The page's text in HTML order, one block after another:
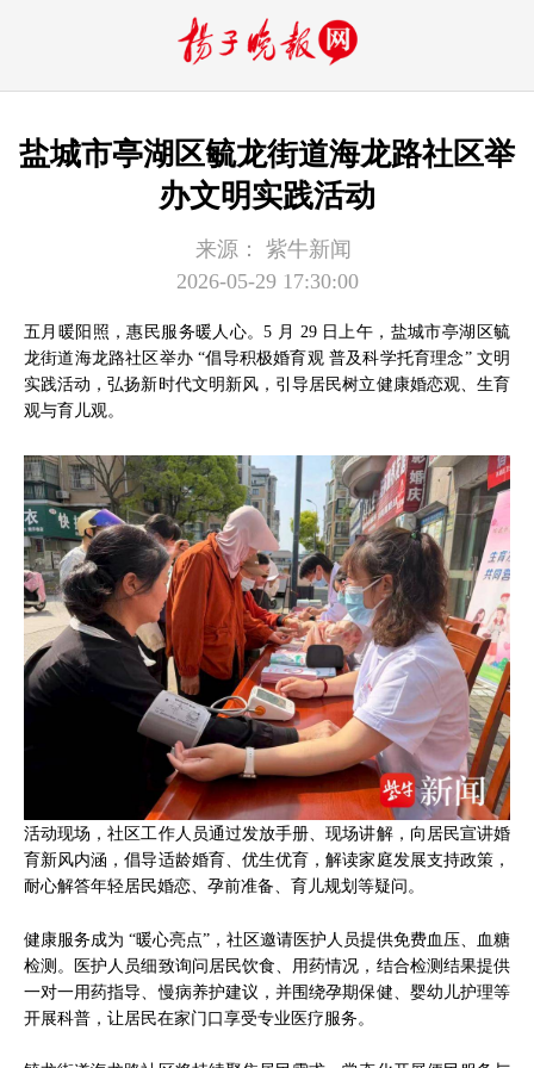
盐城市亭湖区毓龙街道海龙路社区举
办文明实践活动
来源：
紫牛新闻
2026-05-29 17:30:00
五月暖阳照，惠民服务暖人心。5 月 29 日上午，盐城市亭湖区毓
龙街道海龙路社区举办 “倡导积极婚育观 普及科学托育理念” 文明
实践活动，弘扬新时代文明新风，引导居民树立健康婚恋观、生育
观与育儿观。
活动现场，社区工作人员通过发放手册、现场讲解，向居民宣讲婚
育新风内涵，倡导适龄婚育、优生优育，解读家庭发展支持政策，
耐心解答年轻居民婚恋、孕前准备、育儿规划等疑问。
健康服务成为 “暖心亮点”，社区邀请医护人员提供免费血压、血糖
检测。医护人员细致询问居民饮食、用药情况，结合检测结果提供
一对一用药指导、慢病养护建议，并围绕孕期保健、婴幼儿护理等
开展科普，让居民在家门口享受专业医疗服务。